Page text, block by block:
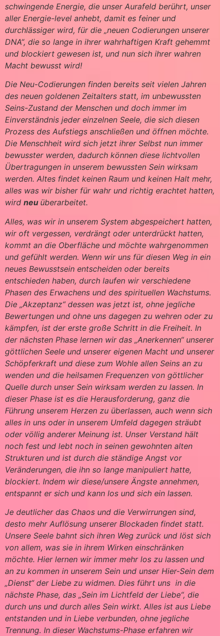
schwingende Energie, die unser Aurafeld berührt, unser
aller Energie-level anhebt, damit es feiner und
durchlässiger wird, für die „neuen Codierungen unserer
DNA“, die so lange in ihrer wahrhaftigen Kraft gehemmt
und blockiert gewesen ist, und nun sich ihrer wahren
Macht bewusst wird!
Die Neu-Codierungen finden bereits seit vielen Jahren
des neuen goldenen Zeitalters statt, im unbewussten
Seins-Zustand der Menschen und doch immer im
Einverständnis jeder einzelnen Seele, die sich diesen
Prozess des Aufstiegs anschließen und öffnen möchte.
Die Menschheit wird sich jetzt ihrer Selbst nun immer
bewusster werden, dadurch können diese lichtvollen
Übertragungen in unserem bewussten Sein wirksam
werden. Altes findet keinen Raum und keinen Halt mehr,
alles was wir bisher für wahr und richtig erachtet hatten,
wird neu überarbeitet.
Alles, was wir in unserem System abgespeichert hatten,
wir oft vergessen, verdrängt oder unterdrückt hatten,
kommt an die Oberfläche und möchte wahrgenommen
und gefühlt werden. Wenn wir uns für diesen Weg in ein
neues Bewusstsein entscheiden oder bereits
entschieden haben, durch laufen wir verschiedene
Phasen des Erwachens und des spirituellen Wachstums.
Die „Akzeptanz“ dessen was jetzt ist, ohne jegliche
Bewertungen und ohne uns dagegen zu wehren oder zu
kämpfen, ist der erste große Schritt in die Freiheit. In
der nächsten Phase lernen wir das „Anerkennen“ unserer
göttlichen Seele und unserer eigenen Macht und unserer
Schöpferkraft und diese zum Wohle allen Seins an zu
wenden und die heilsamen Frequenzen von göttlicher
Quelle durch unser Sein wirksam werden zu lassen. In
dieser Phase ist es die Herausforderung, ganz die
Führung unserem Herzen zu überlassen, auch wenn sich
alles in uns oder in unserem Umfeld dagegen sträubt
oder völlig anderer Meinung ist. Unser Verstand hält
noch fest und lebt noch in seinen gewohnten alten
Strukturen und ist durch die ständige Angst vor
Veränderungen, die ihn so lange manipuliert hatte,
blockiert. Indem wir diese/unsere Ängste annehmen,
entspannt er sich und kann los und sich ein lassen.
Je deutlicher das Chaos und die Verwirrungen sind,
desto mehr Auflösung unserer Blockaden findet statt.
Unsere Seele bahnt sich ihren Weg zurück und löst sich
von allem, was sie in ihrem Wirken einschränken
möchte. Hier lernen wir immer mehr los zu lassen und
an zu kommen in unserem Sein und unser Hier-Sein dem
„Dienst“ der Liebe zu widmen. Dies führt uns in die
nächste Phase, das „Sein im Lichtfeld der Liebe“, die
durch uns und durch alles Sein wirkt. Alles ist aus Liebe
entstanden und in Liebe verbunden, ohne jegliche
Trennung. In dieser Wachstums-Phase erfahren wir